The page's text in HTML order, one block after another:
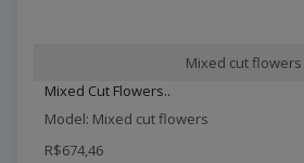
Mixed cut flowers
Mixed Cut Flowers..
Model: Mixed cut flowers
R$674,46